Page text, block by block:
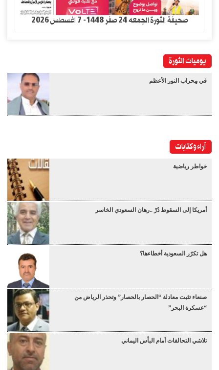
صحيفة الثورة الجمعه 24 صفر 1448- 7 اغسطس 2026
يوميات الثورة
في مِحراب النور الأعظم
آراء وكتابات
خواطر رياضية
أمريكا إلى السقوط دُرْ ..رهان السعودي الخاسر
هل تكرّر السعودية أخطاءها؟
صنعاء تثبت معادلة “الحصار بالحصار” وتحذر الرياض من
“عسكرة البحر”
تلاشي التحالفات أمام البأس اليماني